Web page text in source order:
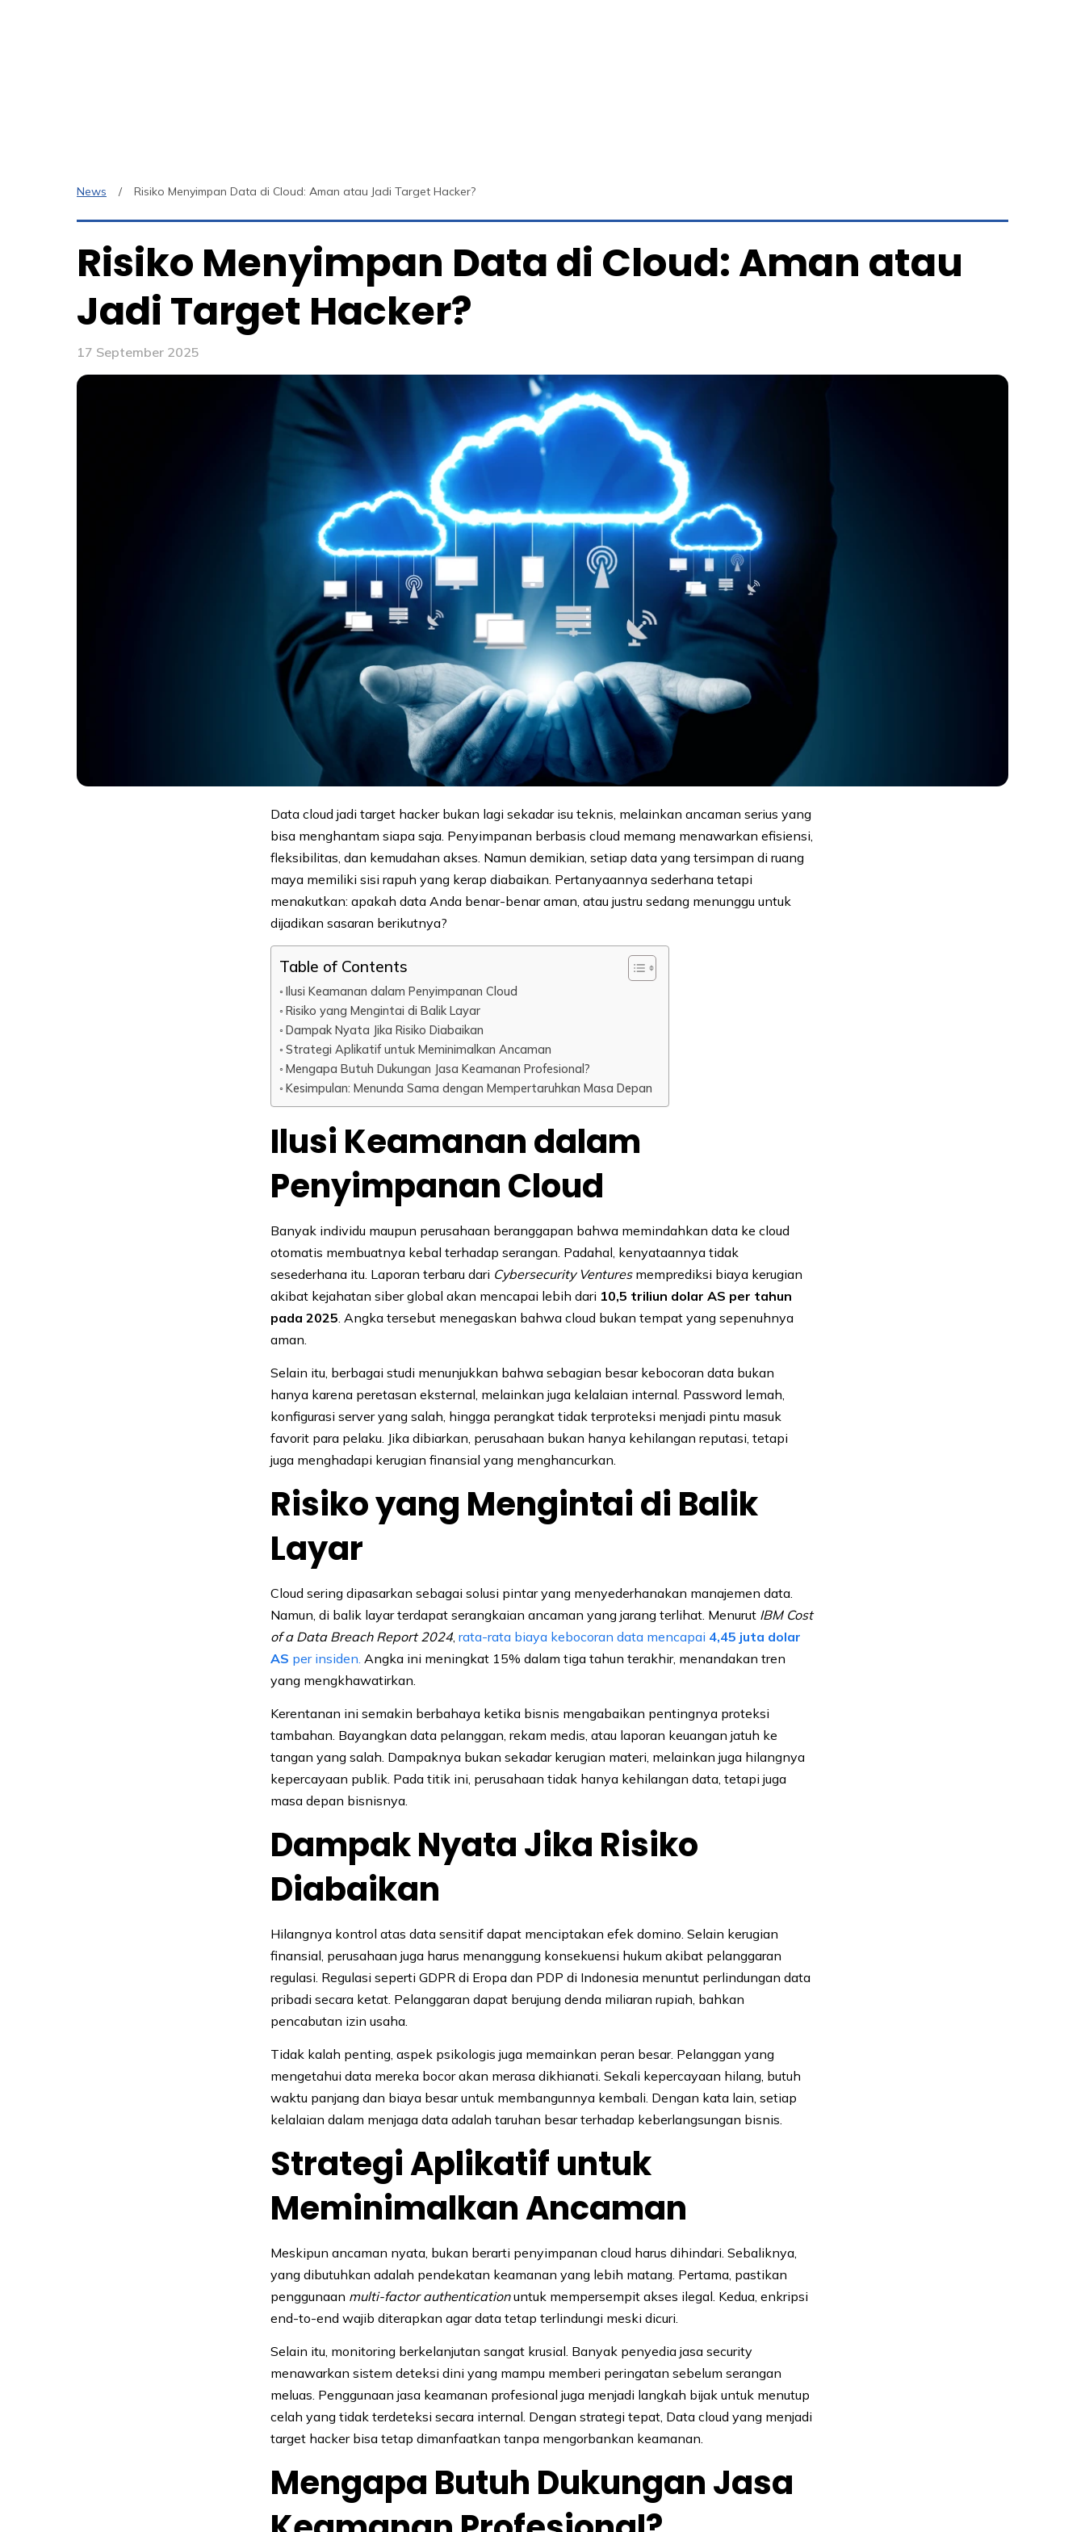
News Risiko Menyimpan Data di Cloud: Aman atau Jadi Target Hacker?
Risiko Menyimpan Data di Cloud: Aman atau
Jadi Target Hacker?
17 September 2025
Data cloud jadi target hacker bukan lagi sekadar isu teknis, melainkan ancaman serius yang
bisa menghantam siapa saja. Penyimpanan berbasis cloud memang menawarkan efisiensi,
fleksibilitas, dan kemudahan akses. Namun demikian, setiap data yang tersimpan di ruang
maya memiliki sisi rapuh yang kerap diabaikan. Pertanyaannya sederhana tetapi
menakutkan: apakah data Anda benar-benar aman, atau justru sedang menunggu untuk
dijadikan sasaran berikutnya?
Table of Contents
Ilusi Keamanan dalam Penyimpanan Cloud
Risiko yang Mengintai di Balik Layar
Dampak Nyata Jika Risiko Diabaikan
Strategi Aplikatif untuk Meminimalkan Ancaman
Mengapa Butuh Dukungan Jasa Keamanan Profesional?
Kesimpulan: Menunda Sama dengan Mempertaruhkan Masa Depan
Ilusi Keamanan dalam
Penyimpanan Cloud
Banyak individu maupun perusahaan beranggapan bahwa memindahkan data ke cloud
otomatis membuatnya kebal terhadap serangan. Padahal, kenyataannya tidak
sesederhana itu. Laporan terbaru dari Cybersecurity Venturesmemprediksi biaya kerugian
akibat kejahatan siber global akan mencapai lebih dari 10,5 triliun dolar AS per tahun
pada 2025. Angka tersebut menegaskan bahwa cloud bukan tempat yang sepenuhnya
aman.
Selain itu, berbagai studi menunjukkan bahwa sebagian besar kebocoran data bukan
hanya karena peretasan eksternal, melainkan juga kelalaian internal. Password lemah,
konfigurasi server yang salah, hingga perangkat tidak terproteksi menjadi pintu masuk
favorit para pelaku. Jika dibiarkan, perusahaan bukan hanya kehilangan reputasi, tetapi
juga menghadapi kerugian finansial yang menghancurkan.
Risiko yang Mengintai di Balik
Layar
Cloud sering dipasarkan sebagai solusi pintar yang menyederhanakan manajemen data.
Namun, di balik layar terdapat serangkaian ancaman yang jarang terlihat. Menurut IBM Cost
of a Data Breach Report 2024,rata-rata biaya kebocoran data mencapai 4,45 juta dolar
AS per insiden. Angka ini meningkat 15% dalam tiga tahun terakhir, menandakan tren
yang mengkhawatirkan.
Kerentanan ini semakin berbahaya ketika bisnis mengabaikan pentingnya proteksi
tambahan. Bayangkan data pelanggan, rekam medis, atau laporan keuangan jatuh ke
tangan yang salah. Dampaknya bukan sekadar kerugian materi, melainkan juga hilangnya
kepercayaan publik. Pada titik ini, perusahaan tidak hanya kehilangan data, tetapi juga
masa depan bisnisnya.
Dampak Nyata Jika Risiko
Diabaikan
Hilangnya kontrol atas data sensitif dapat menciptakan efek domino. Selain kerugian
finansial, perusahaan juga harus menanggung konsekuensi hukum akibat pelanggaran
regulasi. Regulasi seperti GDPR di Eropa dan PDP di Indonesia menuntut perlindungan data
pribadi secara ketat. Pelanggaran dapat berujung denda miliaran rupiah, bahkan
pencabutan izin usaha.
Tidak kalah penting, aspek psikologis juga memainkan peran besar. Pelanggan yang
mengetahui data mereka bocor akan merasa dikhianati. Sekali kepercayaan hilang, butuh
waktu panjang dan biaya besar untuk membangunnya kembali. Dengan kata lain, setiap
kelalaian dalam menjaga data adalah taruhan besar terhadap keberlangsungan bisnis.
Strategi Aplikatif untuk
Meminimalkan Ancaman
Meskipun ancaman nyata, bukan berarti penyimpanan cloud harus dihindari. Sebaliknya,
yang dibutuhkan adalah pendekatan keamanan yang lebih matang. Pertama, pastikan
penggunaan multi-factor authenticationuntuk mempersempit akses ilegal. Kedua, enkripsi
end-to-end wajib diterapkan agar data tetap terlindungi meski dicuri.
Selain itu, monitoring berkelanjutan sangat krusial. Banyak penyedia jasa security
menawarkan sistem deteksi dini yang mampu memberi peringatan sebelum serangan
meluas. Penggunaan jasa keamanan profesional juga menjadi langkah bijak untuk menutup
celah yang tidak terdeteksi secara internal. Dengan strategi tepat, Data cloud yang menjadi
target hacker bisa tetap dimanfaatkan tanpa mengorbankan keamanan.
Mengapa Butuh Dukungan Jasa